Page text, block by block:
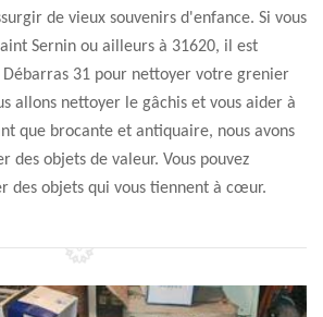
de vieux souvenirs d'enfance. Si vous
Sernin ou ailleurs à 31620, il est
31 pour nettoyer votre grenier
allons nettoyer le gâchis et vous aider à
que brocante et antiquaire, nous avons
des objets de valeur. Vous pouvez
des objets qui vous tiennent à cœur.